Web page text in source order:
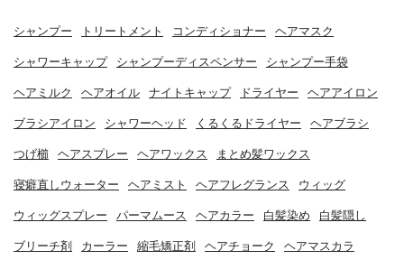
シャンプー トリートメント コンディショナー ヘアマスク
シャワーキャップ シャンプーディスペンサー シャンプー手袋
ヘアミルク ヘアオイル ナイトキャップ ドライヤー ヘアアイロン
ブラシアイロン シャワーヘッド くるくるドライヤー ヘアブラシ
つげ櫛 ヘアスプレー ヘアワックス まとめ髪ワックス
寝癖直しウォーター ヘアミスト ヘアフレグランス ウィッグ
ウィッグスプレー パーマムース ヘアカラー 白髪染め 白髪隠し
ブリーチ剤 カーラー 縮毛矯正剤 ヘアチョーク ヘアマスカラ